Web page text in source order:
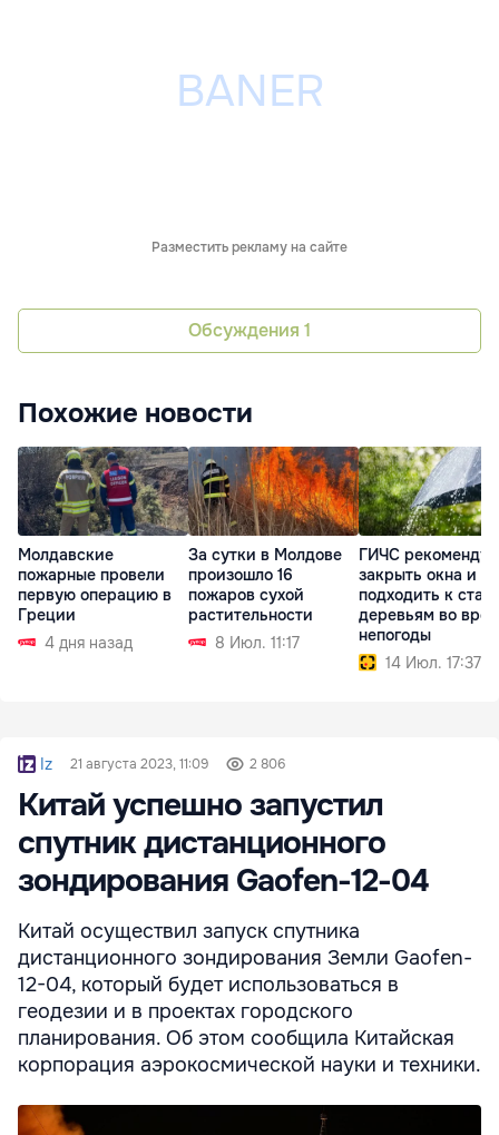
Разместить рекламу на сайте
Обсуждения 1
Похожие новости
Молдавские
пожарные провели
первую операцию в
Греции
4 дня назад
За сутки в Молдове
произошло 16
пожаров сухой
растительности
8 Июл. 11:17
ГИЧС
закрыть окна и не
подходить к
деревьям во
непогоды
14 Июл. 17:37
Iz 21 августа 2023, 11:09 2 806
Китай успешно запустил
спутник дистанционного
зондирования Gaofen-12-04
Китай осуществил запуск спутника
дистанционного зондирования Земли Gaofen-
12-04, который будет использоваться в
геодезии и в проектах городского
планирования. Об этом сообщила Китайская
корпорация аэрокосмической науки и техники.